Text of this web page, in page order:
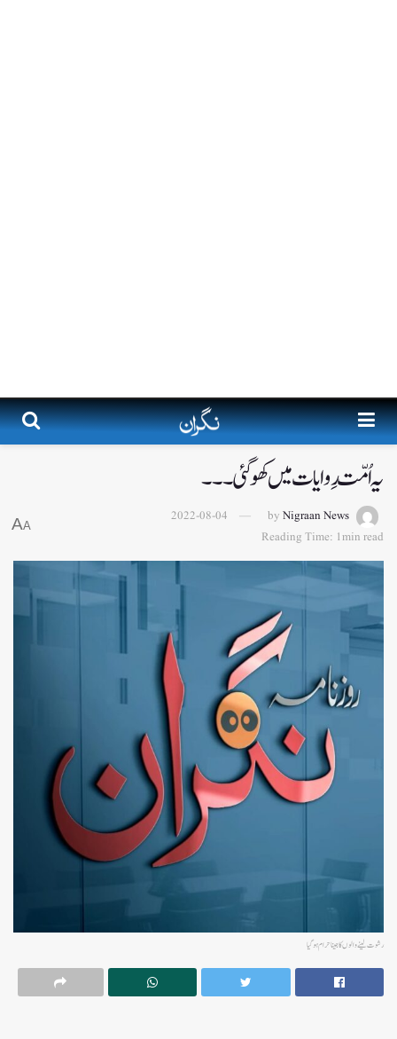
یہ اُمّت رِوایات میں کھو گئی۔۔۔
by Nigraan News
2022-08-04
Reading Time: 1min read
A
A
رشوت لینے والوں کا جینا حرام ہوگیا